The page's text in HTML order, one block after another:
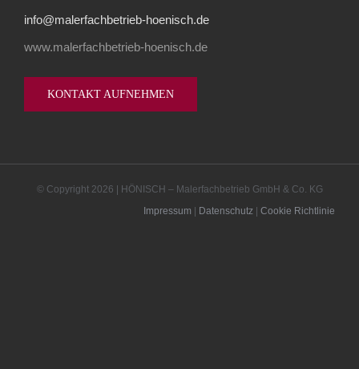
info@malerfachbetrieb-hoenisch.de
www.malerfachbetrieb-hoenisch.de
KONTAKT AUFNEHMEN
© Copyright 2026 | HÖNISCH – Malerfachbetrieb GmbH & Co. KG
Impressum | Datenschutz | Cookie Richtlinie